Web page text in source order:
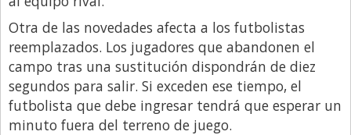
Otra de las novedades afecta a los futbolistas
reemplazados. Los jugadores que abandonen el
campo tras una sustitución dispondrán de diez
segundos para salir. Si exceden ese tiempo, el
futbolista que debe ingresar tendrá que esperar un
minuto fuera del terreno de juego.